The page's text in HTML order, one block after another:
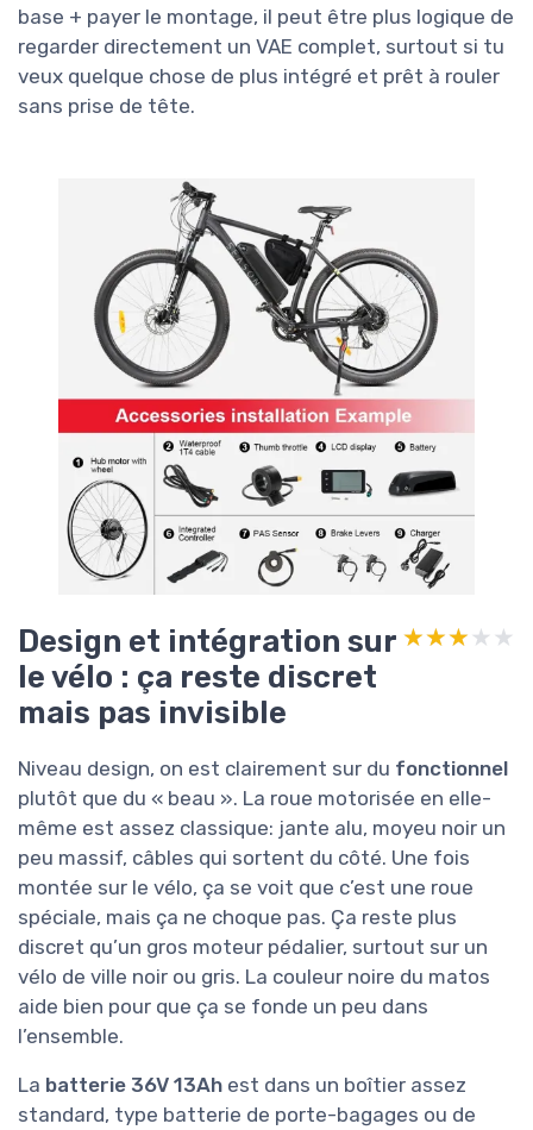
base + payer le montage, il peut être plus logique de
regarder directement un VAE complet, surtout si tu
veux quelque chose de plus intégré et prêt à rouler
sans prise de tête.
Design et intégration sur
le vélo : ça reste discret
mais pas invisible
★★★★★
★★★★★
Niveau design, on est clairement sur du fonctionnel
plutôt que du « beau ». La roue motorisée en elle-
même est assez classique: jante alu, moyeu noir un
peu massif, câbles qui sortent du côté. Une fois
montée sur le vélo, ça se voit que c’est une roue
spéciale, mais ça ne choque pas. Ça reste plus
discret qu’un gros moteur pédalier, surtout sur un
vélo de ville noir ou gris. La couleur noire du matos
aide bien pour que ça se fonde un peu dans
l’ensemble.
La batterie 36V 13Ah est dans un boîtier assez
standard, type batterie de porte-bagages ou de